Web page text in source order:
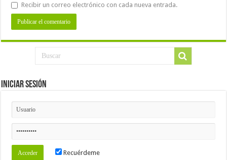
Recibir un correo electrónico con cada nueva entrada.
Iniciar Sesión
Recuérdeme